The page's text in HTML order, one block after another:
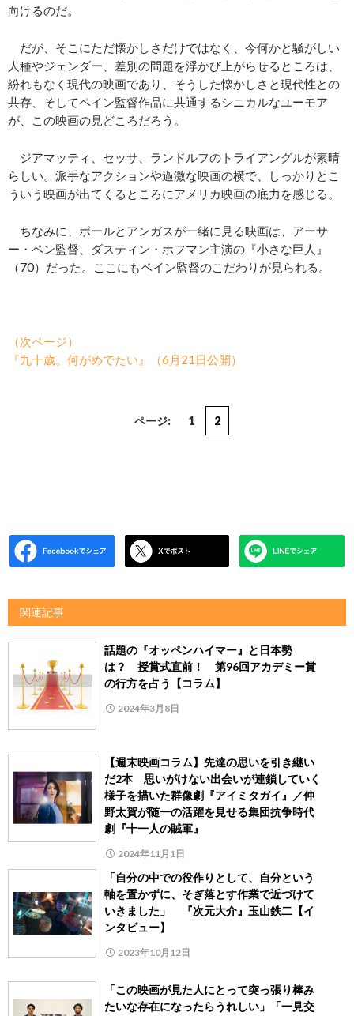
向けるのだ。
だが、そこにただ懐かしさだけではなく、今何かと騒がしい
人種やジェンダー、差別の問題を浮かび上がらせるところは、
紛れもなく現代の映画であり、そうした懐かしさと現代性との
共存、そしてペイン監督作品に共通するシニカルなユーモア
が、この映画の見どころだろう。
ジアマッティ、セッサ、ランドルフのトライアングルが素晴
らしい。派手なアクションや過激な映画の横で、しっかりとこ
ういう映画が出てくるところにアメリカ映画の底力を感じる。
ちなみに、ポールとアンガスが一緒に見る映画は、アーサ
ー・ペン監督、ダスティン・ホフマン主演の『小さな巨人』
（70）だった。ここにもペイン監督のこだわりが見られる。
（次ページ）
『九十歳。何がめでたい』（6月21日公開）
ページ: 1 2
関連記事
話題の『オッペンハイマー』と日本勢
は？ 授賞式直前！ 第96回アカデミー賞
の行方を占う【コラム】
2024年3月8日
【週末映画コラム】先達の思いを引き継い
だ2本 思いがけない出会いが連鎖していく
様子を描いた群像劇『アイミタガイ』／仲
野太賀が随一の活躍を見せる集団抗争時代
劇『十一人の賊軍』
2024年11月1日
「自分の中での役作りとして、自分という
軸を置かずに、そぎ落とす作業で近づけて
いきました」 『次元大介』玉山鉄二【イ
ンタビュー】
2023年10月12日
「この映画が見た人にとって突っ張り棒み
たいな存在になったらうれしい」「一見交